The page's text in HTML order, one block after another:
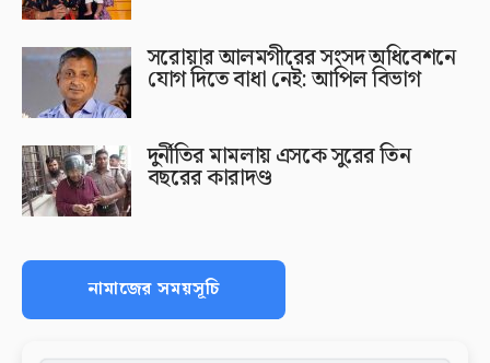
সরোয়ার আলমগীরের সংসদ অধিবেশনে
যোগ দিতে বাধা নেই: আপিল বিভাগ
দুর্নীতির মামলায় এসকে সুরের তিন
বছরের কারাদণ্ড
নামাজের সময়সূচি